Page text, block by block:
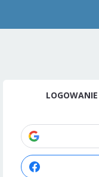
LOGOWANIE